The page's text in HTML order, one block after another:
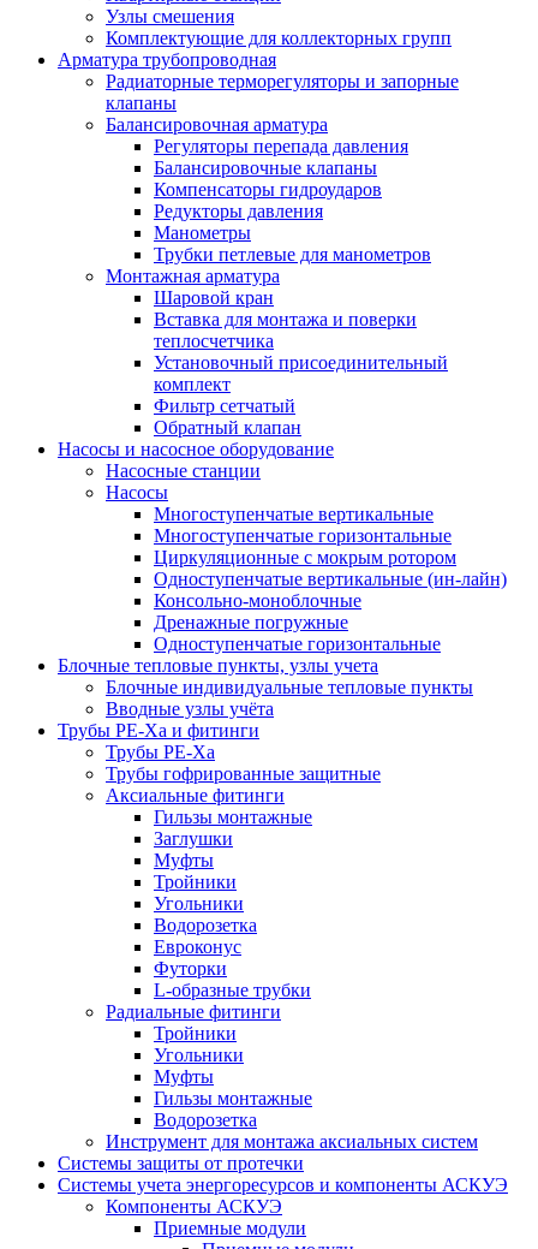
Узлы смешения
Комплектующие для коллекторных групп
Арматура трубопроводная
Радиаторные терморегуляторы и запорные
клапаны
Балансировочная арматура
Регуляторы перепада давления
Балансировочные клапаны
Компенсаторы гидроударов
Редукторы давления
Манометры
Трубки петлевые для манометров
Монтажная арматура
Шаровой кран
Вставка для монтажа и поверки
теплосчетчика
Установочный присоединительный
комплект
Фильтр сетчатый
Обратный клапан
Насосы и насосное оборудование
Насосные станции
Насосы
Многоступенчатые вертикальные
Многоступенчатые горизонтальные
Циркуляционные с мокрым ротором
Одноступенчатые вертикальные (ин-лайн)
Консольно-моноблочные
Дренажные погружные
Одноступенчатые горизонтальные
Блочные тепловые пункты, узлы учета
Блочные индивидуальные тепловые пункты
Вводные узлы учёта
Трубы РЕ-Ха и фитинги
Трубы РЕ-Ха
Трубы гофрированные защитные
Аксиальные фитинги
Гильзы монтажные
Заглушки
Муфты
Тройники
Угольники
Водорозетка
Евроконус
Футорки
L-образные трубки
Радиальные фитинги
Тройники
Угольники
Муфты
Гильзы монтажные
Водорозетка
Инструмент для монтажа аксиальных систем
Системы защиты от протечки
Системы учета энергоресурсов и компоненты АСКУЭ
Компоненты АСКУЭ
Приемные модули